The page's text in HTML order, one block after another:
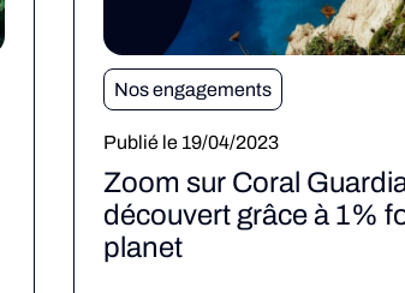
Nos engagements
Publié le 19/04/2023
Zoom sur Coral
découvert grâce à 1%
planet